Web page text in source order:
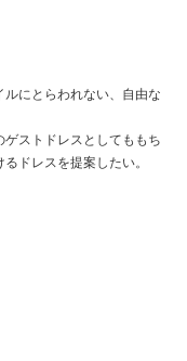
にとらわれない、自由な
ストドレスとしてももち
ドレスを提案したい。